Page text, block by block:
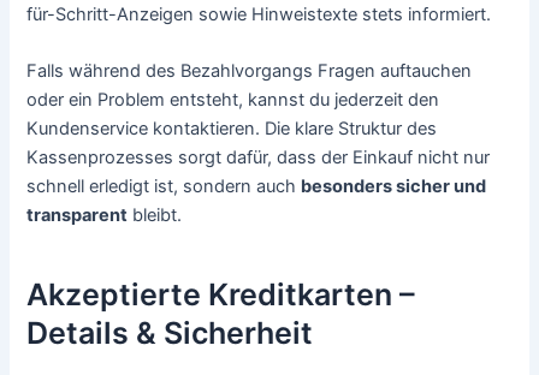
für-Schritt-Anzeigen sowie Hinweistexte stets informiert.
Falls während des Bezahlvorgangs Fragen auftauchen
oder ein Problem entsteht, kannst du jederzeit den
Kundenservice kontaktieren. Die klare Struktur des
Kassenprozesses sorgt dafür, dass der Einkauf nicht nur
schnell erledigt ist, sondern auch besonders sicher und
transparent bleibt.
Akzeptierte Kreditkarten –
Details & Sicherheit